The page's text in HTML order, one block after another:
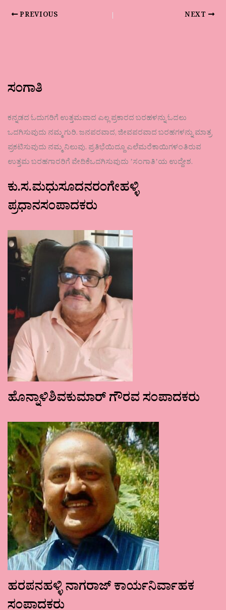
PREVIOUS NEXT
ಸಂಗಾತಿ
ಕನ್ನಡದ ಓದುಗರಿಗೆ ಉತ್ತಮವಾದ ಎಲ್ಲ ಪ್ರಕಾರದ ಬರಹಳನ್ನು ಓದಲು
ಒದಗಿಸುವುದು ನಮ್ಮ ಗುರಿ. ಜನಪರವಾದ, ಜೀವಪರವಾದ ಬರಹಗಳನ್ನು ಮಾತ್ರ
ಪ್ರಕಟಿಸುವುದು ನಮ್ಮ ನಿಲುವು. ಪ್ರತಿಭೆಯಿದ್ದೂ ಎಲೆಮರೆಕಾಯಿಗಳಂತಿರುವ
ಉತ್ತಮ ಬರಹಗಾರರಿಗೆ ವೇದಿಕೆಒದಗಿಸುವುದು ʼಸಂಗಾತಿʼಯ ಉದ್ದೇಶ.
ಕು.ಸ.ಮಧುಸೂದನರಂಗೇಹಳ್ಳಿ
ಪ್ರಧಾನಸಂಪಾದಕರು
ಹೊನ್ನಾಳಿಶಿವಕುಮಾರ್ ಗೌರವ ಸಂಪಾದಕರು
ಹರಪನಹಳ್ಳಿ ನಾಗರಾಜ್ ಕಾರ್ಯನಿರ್ವಾಹಕ